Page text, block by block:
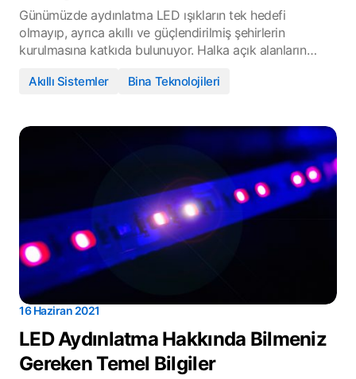
Günümüzde aydınlatma LED ışıkların tek hedefi
olmayıp, ayrıca akıllı ve güçlendirilmiş şehirlerin
kurulmasına katkıda bulunuyor. Halka açık alanların…
Akıllı Sistemler Bina Teknolojileri
16 Haziran 2021
LED Aydınlatma Hakkında Bilmeniz
Gereken Temel Bilgiler